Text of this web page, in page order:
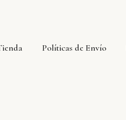
Políticas de Envío